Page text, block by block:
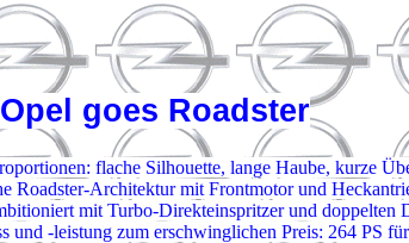
goes Roadster
flache Silhouette, lange Haube, kurze
Roadster-Architektur mit Frontmotor und
mit Turbo-Direkteinspritzer und doppelten
und -leistung zum erschwinglichen Preis: 264 PS